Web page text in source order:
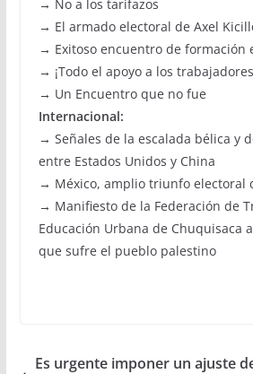
→ No a los tarifazos
→ El armado electoral de Axel
→ Exitoso encuentro de formación
→ ¡Todo el apoyo a los
→ Un Encuentro que no fue
Internacional:
→ Señales de la escalada bélica y
entre Estados Unidos y China
→ México, amplio triunfo electoral
→ Manifiesto de la Federación de
Educación Urbana de Chuquisaca
que sufre el pueblo palestino
Es urgente imponer un ajuste